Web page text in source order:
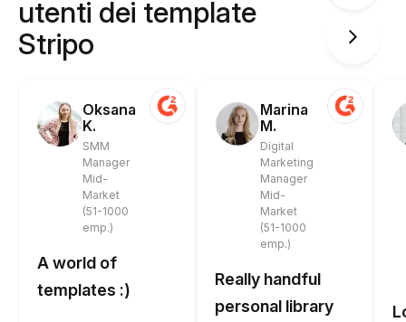
utenti dei template
Stripo
Oksana
K.
SMM
Manager
Mid-
Market
(51-1000
emp.)
A world of
templates :)
Marina
M.
Digital
Marketing
Manager
Mid-
Market
(51-1000
emp.)
Really handful
personal library